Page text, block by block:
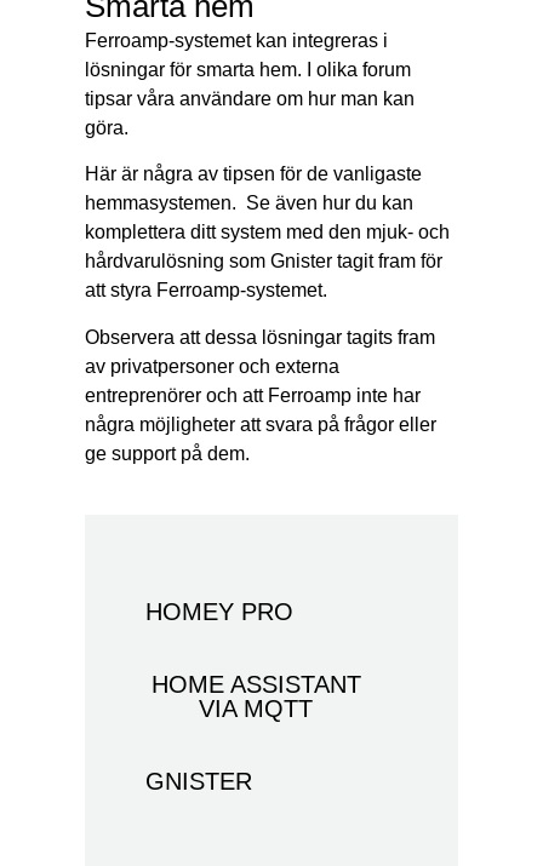
Ferroamp-systemet kan integreras i
lösningar för smarta hem. I olika forum
tipsar våra användare om hur man kan
göra.
Här är några av tipsen för de vanligaste
hemmasystemen. Se även hur du kan
komplettera ditt system med den mjuk- och
hårdvarulösning som Gnister tagit fram för
att styra Ferroamp-systemet.
Observera att dessa lösningar tagits fram
av privatpersoner och externa
entreprenörer och att Ferroamp inte har
några möjligheter att svara på frågor eller
ge support på dem.
HOMEY PRO
HOME ASSISTANT
VIA MQTT
GNISTER